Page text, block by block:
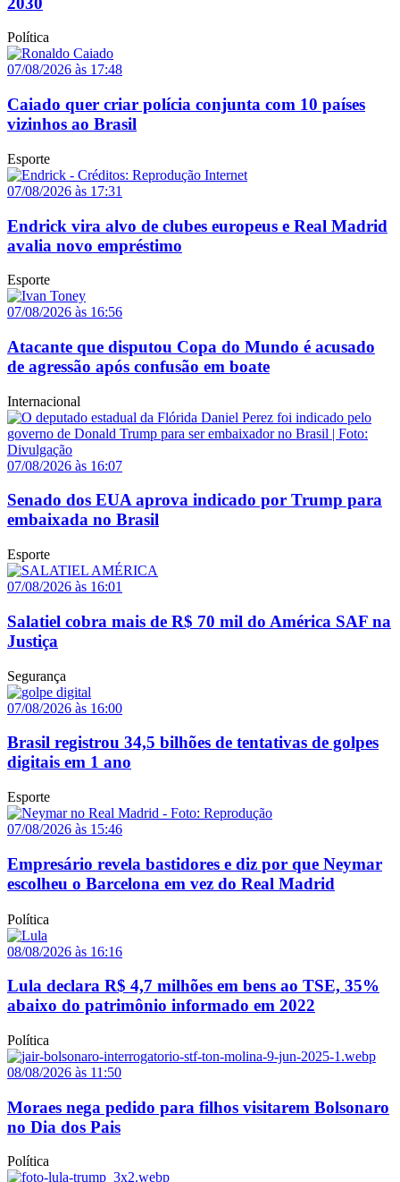
Política
07/08/2026 às 17:48
Caiado quer criar polícia conjunta com 10 países
vizinhos ao Brasil
Esporte
07/08/2026 às 17:31
Endrick vira alvo de clubes europeus e Real Madrid
avalia novo empréstimo
Esporte
07/08/2026 às 16:56
Atacante que disputou Copa do Mundo é acusado
de agressão após confusão em boate
Internacional
07/08/2026 às 16:07
Senado dos EUA aprova indicado por Trump para
embaixada no Brasil
Esporte
07/08/2026 às 16:01
Salatiel cobra mais de R$ 70 mil do América SAF na
Justiça
Segurança
07/08/2026 às 16:00
Brasil registrou 34,5 bilhões de tentativas de golpes
digitais em 1 ano
Esporte
07/08/2026 às 15:46
Empresário revela bastidores e diz por que Neymar
escolheu o Barcelona em vez do Real Madrid
Política
08/08/2026 às 16:16
Lula declara R$ 4,7 milhões em bens ao TSE, 35%
abaixo do patrimônio informado em 2022
Política
08/08/2026 às 11:50
Moraes nega pedido para filhos visitarem Bolsonaro
no Dia dos Pais
Política